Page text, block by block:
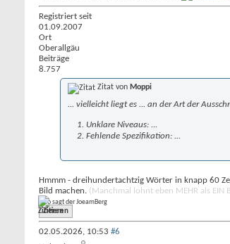
Registriert seit
01.09.2007
Ort
Oberallgäu
Beiträge
8.757
Zitat von Moppi
... vielleicht liegt es ... an der Art der
Unklare Niveaus: ...
Fehlende Spezifikation: ...
Hmmm - dreihundertachtzig Wörter in knapp 60
Bild machen. (Manchmal lohnt eben MEHR als EIN
Ciao sagt der JoeamBerg
Zitieren
02.05.2026, 10:53 #6